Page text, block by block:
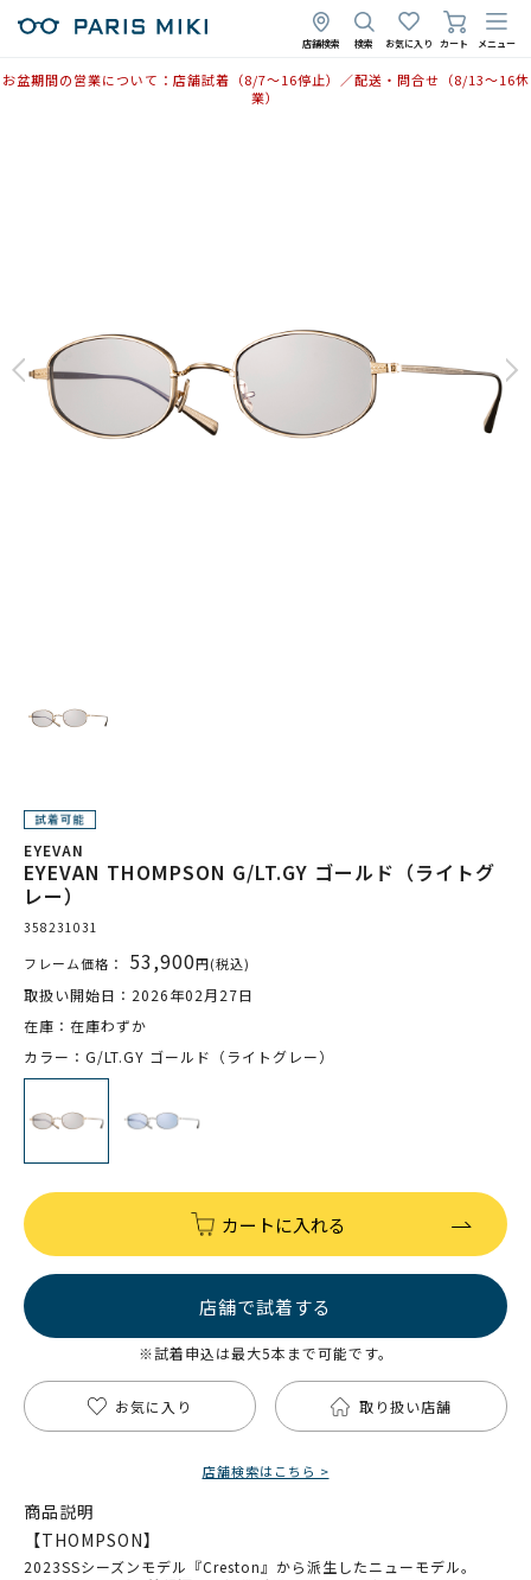
店舗検索 検索 お気に入り カート メニュー
お盆期間の営業について：店舗試着（8/7〜16停止）／配送・問合せ（8/13〜16休
業）
EYEVAN
EYEVAN THOMPSON G/LT.GY ゴールド（ライトグ
レー）
358231031
フレーム価格： 53,900円(税込)
取扱い開始日：2026年02月27日
在庫：在庫わずか
カラー：G/LT.GY ゴールド（ライトグレー）
カートに入れる
店舗で試着する
※試着申込は最大5本まで可能です。
お気に入り 取り扱い店舗
店舗検索はこちら >
商品説明
【THOMPSON】
2023SSシーズンモデル『Creston』から派生したニューモデル。